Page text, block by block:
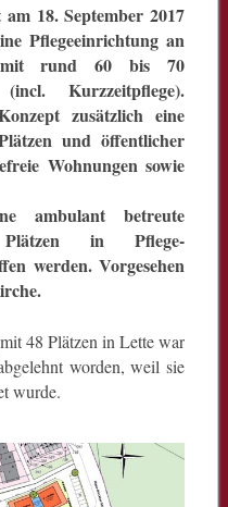
18. September 2017
Pflegeeinrichtung an
mit rund 60 bis 70
Kurzzeitpflege).
zusätzlich eine
und öffentlicher
Wohnungen sowie
ambulant betreute
in Pflege-
werden. Vorgesehen
48 Plätzen in Lette war
worden, weil sie
wurde.